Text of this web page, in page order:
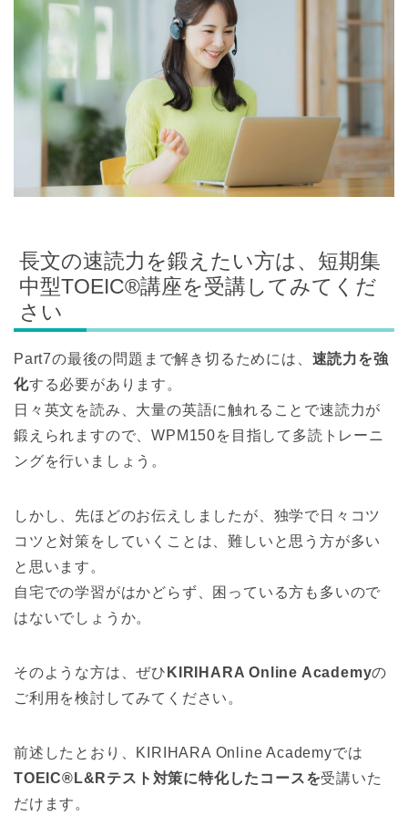
長文の速読力を鍛えたい方は、短期集
中型TOEIC®講座を受講してみてくだ
さい
Part7の最後の問題まで解き切るためには、 速読力を強
化する必要があります。
日々英文を読み、大量の英語に触れることで速読力が
鍛えられますので、WPM150を目指して多読トレーニ
ングを行いましょう。
しかし、先ほどのお伝えしましたが、独学で日々コツ
コツと対策をしていくことは、難しいと思う方が多い
と思います。
自宅での学習がはかどらず、困っている方も多いので
はないでしょうか。
そのような方は、ぜひ KIRIHARA Online Academyの
ご利用を検討してみてください。
前述したとおり、KIRIHARA Online Academyでは
TOEIC®L&Rテスト対策に特化したコースを受講いた
だけます。